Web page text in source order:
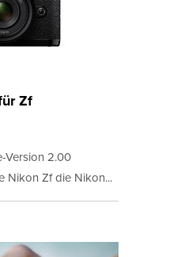
Zf
Version 2.00
Nikon Zf die Nikon...